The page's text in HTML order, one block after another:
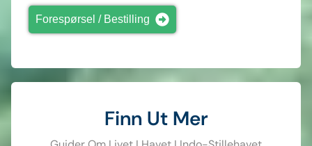
Forespørsel / Bestilling
Finn Ut Mer